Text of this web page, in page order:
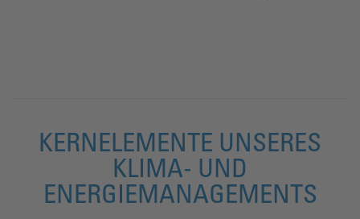
KERNELEMENTE UNSERES
KLIMA- UND
ENERGIEMANAGEMENTS